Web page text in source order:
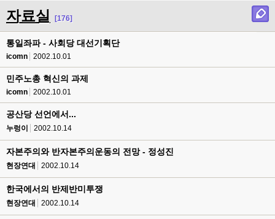
자료실 [176]
통일좌파 - 사회당 대선기획단
icomn 2002.10.01
민주노총 혁신의 과제
icomn 2002.10.01
공산당 선언에서...
누렁이 2002.10.14
자본주의와 반자본주의운동의 전망 - 정성진
현장연대 2002.10.14
한국에서의 반제반미투쟁
현장연대 2002.10.14